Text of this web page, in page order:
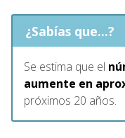
¿Sabías que...?
Se estima que el
aumente en
próximos 20 años.